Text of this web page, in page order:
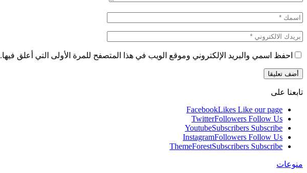
احفظ اسمي والبريد الإلكتروني وموقع الويب في هذا المتصفح للمرة الأولى التي أعلق فيها.
تابعنا على
FacebookLikes Like our page
TwitterFollowers Follow Us
YoutubeSubscribers Subscribe
InstagramFollowers Follow Us
ThemeForestSubscribers Subscribe
منوعات